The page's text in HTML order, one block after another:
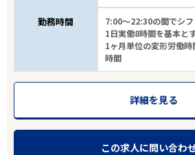
勤務時間
7:00～22:30の間でシ
1日実働8時間を基本と
1ヶ月単位の変形労働
時間
詳細を見る
この求人に問い合わ